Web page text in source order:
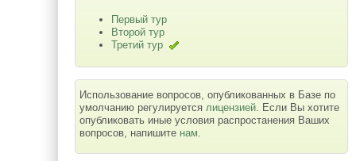
Первый тур
Второй тур
Третий тур
Использование вопросов, опубликованных в Базе по
умолчанию регулируется лицензией. Если Вы хотите
опубликовать иные условия распростанения Ваших
вопросов, напишите нам.